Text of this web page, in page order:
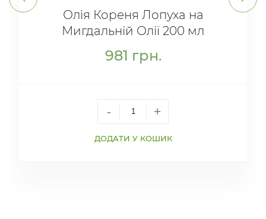
Олія Кореня Лопуха на
Мигдальній Олії 200 мл
981 грн.
- +
ДОДАТИ У КОШИК